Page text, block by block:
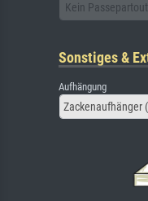
Kein Passepartout
Sonstiges &
Aufhängung
Zackenaufhänger